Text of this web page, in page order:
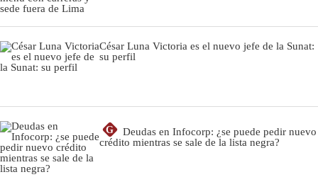
César Luna Victoria es el nuevo jefe de la Sunat:
su perfil
G
Deudas en Infocorp: ¿se puede pedir nuevo
crédito mientras se sale de la lista negra?